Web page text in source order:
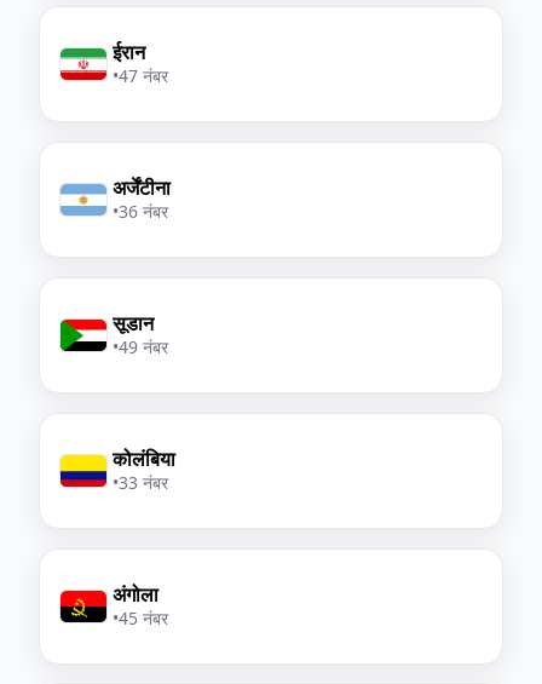
ईरान
•47 नंबर
अर्जेंटीना
•36 नंबर
सूडान
•49 नंबर
कोलंबिया
•33 नंबर
अंगोला
•45 नंबर